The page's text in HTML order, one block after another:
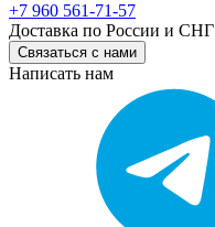
+7 960 561-71-57
Доставка по России и СНГ
Связаться с нами
Написать нам